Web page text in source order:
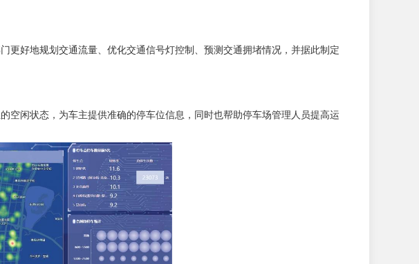
更好地规划交通流量、优化交通信号灯控制、预测交通拥堵情况，并据此制定
空闲状态，为车主提供准确的停车位信息，同时也帮助停车场管理人员提高运